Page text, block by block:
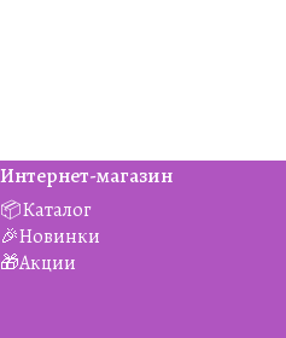
Интернет-магазин
📦Каталог
🎉Новинки
🎁Акции